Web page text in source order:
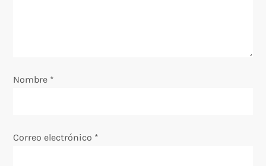
n
r
Nombre *
Correo electrónico *